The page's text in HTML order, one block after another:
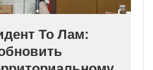
То Лам: